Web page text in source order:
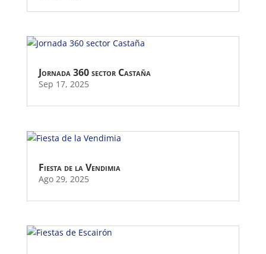
Jornada 360 sector Castaña
Sep 17, 2025
Fiesta de la Vendimia
Ago 29, 2025